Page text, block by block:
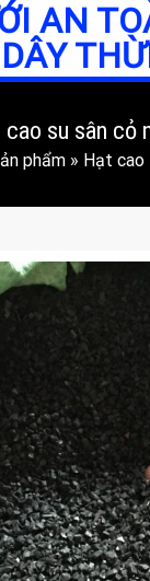
AN
DÂY
cao su sân cỏ
phẩm» Hạt cao